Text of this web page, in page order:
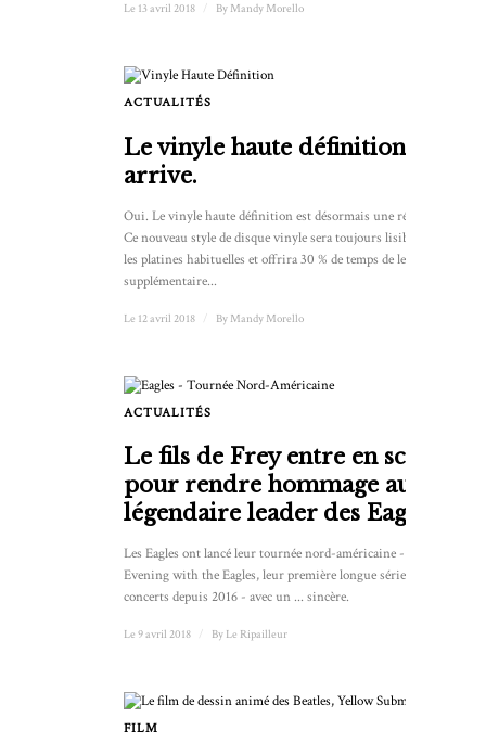
Le 13 avril 2018 By Mandy Morello
ACTUALITÉS
Le vinyle haute définition
arrive.
Oui. Le vinyle haute définition est désormais une réalité.
Ce nouveau style de disque vinyle sera toujours lisible sur
les platines habituelles et offrira 30 % de temps de lecture
supplémentaire...
Le 12 avril 2018 By Mandy Morello
ACTUALITÉS
Le fils de Frey entre en scène
pour rendre hommage au
légendaire leader des Eagles
Les Eagles ont lancé leur tournée nord-américaine - An
Evening with the Eagles, leur première longue série de
concerts depuis 2016 - avec un ... sincère.
Le 9 avril 2018 By Le Ripailleur
FILM